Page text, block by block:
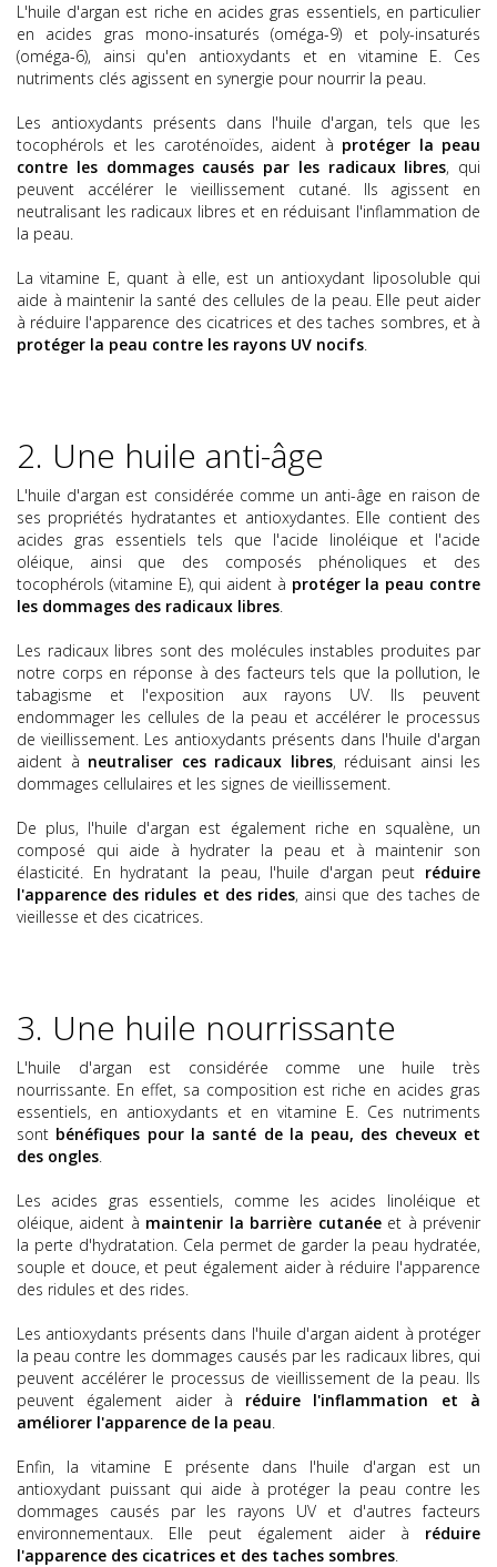
L'huile d'argan est riche en acides gras essentiels, en particulier
en acides gras mono-insaturés (oméga-9) et poly-insaturés
(oméga-6), ainsi qu'en antioxydants et en vitamine E. Ces
nutriments clés agissent en synergie pour nourrir la peau.
Les antioxydants présents dans l'huile d'argan, tels que les
tocophérols et les caroténoïdes, aident à protéger la peau
contre les dommages causés par les radicaux libres, qui
peuvent accélérer le vieillissement cutané. Ils agissent en
neutralisant les radicaux libres et en réduisant l'inflammation de
la peau.
La vitamine E, quant à elle, est un antioxydant liposoluble qui
aide à maintenir la santé des cellules de la peau. Elle peut aider
à réduire l'apparence des cicatrices et des taches sombres, et à
protéger la peau contre les rayons UV nocifs
2. Une huile anti-âge
L'huile d'argan est considérée comme un anti-âge en raison de
ses propriétés hydratantes et antioxydantes. Elle contient des
acides gras essentiels tels que l'acide linoléique et l'acide
oléique, ainsi que des composés phénoliques et des
tocophérols (vitamine E), qui aident à protéger la peau contre
les dommages des radicaux libres
Les radicaux libres sont des molécules instables produites par
notre corps en réponse à des facteurs tels que la pollution, le
tabagisme et l'exposition aux rayons UV. Ils peuvent
endommager les cellules de la peau et accélérer le processus
de vieillissement. Les antioxydants présents dans l'huile d'argan
aident à neutraliser ces radicaux libres, réduisant ainsi les
dommages cellulaires et les signes de vieillissement.
De plus, l'huile d'argan est également riche en squalène, un
composé qui aide à hydrater la peau et à maintenir son
élasticité. En hydratant la peau, l'huile d'argan peut réduire
l'apparence des ridules et des rides, ainsi que des taches de
vieillesse et des cicatrices.
3. Une huile nourrissante
L'huile d'argan est considérée comme une huile très
nourrissante. En effet, sa composition est riche en acides gras
essentiels, en antioxydants et en vitamine E. Ces nutriments
sont bénéfiques pour la santé de la peau, des cheveux et
des ongles
Les acides gras essentiels, comme les acides linoléique et
oléique, aident à maintenir la barrière cutanéeet à prévenir
la perte d'hydratation. Cela permet de garder la peau hydratée,
souple et douce, et peut également aider à réduire l'apparence
des ridules et des rides.
Les antioxydants présents dans l'huile d'argan aident à protéger
la peau contre les dommages causés par les radicaux libres, qui
peuvent accélérer le processus de vieillissement de la peau. Ils
peuvent également aider à réduire l'inflammation et à
améliorer l'apparence de la peau
Enfin, la vitamine E présente dans l'huile d'argan est un
antioxydant puissant qui aide à protéger la peau contre les
dommages causés par les rayons UV et d'autres facteurs
environnementaux. Elle peut également aider à réduire
l'apparence des cicatrices et des taches sombres